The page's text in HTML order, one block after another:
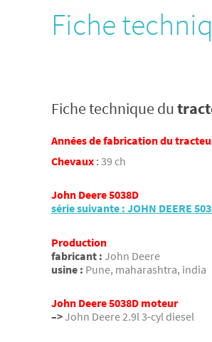
Fiche
Fiche technique du
Années de fabrication du
Chevaux : 39 ch
John Deere 5038D
série suivante : JOHN DEERE
Production
fabricant : John Deere
usine : Pune, maharashtra, india
John Deere 5038D moteur
–>John Deere 2.9l 3-cyl diesel